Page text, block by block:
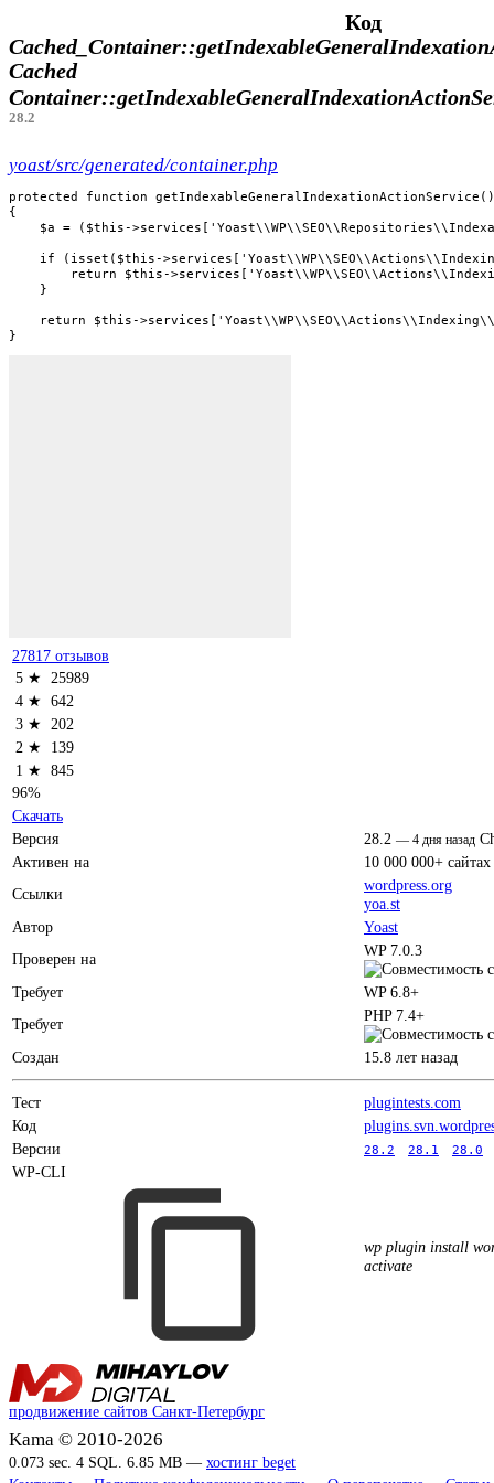
Код
Cached
28.2
yoast/src/generated/container.php
protected function getIndexableGeneralIndexationActionService()
{
$a = ($this-
if (isset($this-
return $this-
    }
return $this-
}
27817 отзывов
5 ★ 25989
4 ★ 642
3 ★ 202
2 ★
139
1 ★ 845
96%
Скачать
Версия
28.2 — 4 дня назад
Активен на
10 000 000+ сайтах
Ссылки
wordpress.org
yoa.st
Автор
Yoast
Проверен на
WP 7.0.3
Требует
WP 6.8+
Требует
PHP 7.4+
Создан 15.8 лет назад
Тест
plugintests.com
Код
Версии
28.2 28.1 28.0
WP-CLI
wp plugin install
activate
продвижение сайтов Санкт-Петербург
Kama © 2010-2026
0.073 sec. 4 SQL. 6.85 MB — хостинг beget